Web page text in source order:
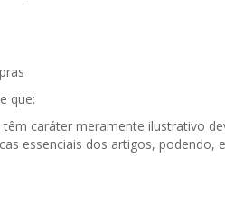
que:
caráter meramente ilustrativo
essenciais dos artigos, podendo,